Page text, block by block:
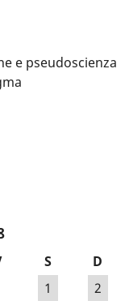
e pseudoscienza
S
D
1
2